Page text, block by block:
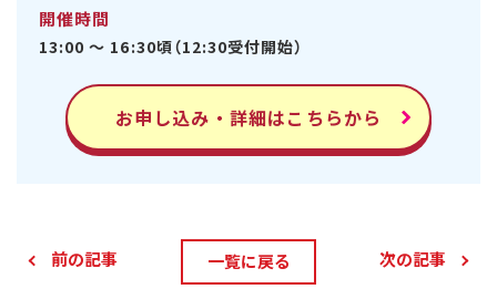
開催時間
13:00 ～ 16:30頃（12:30受付開始）
お申し込み・詳細はこちらから
前の記事 一覧に戻る 次の記事